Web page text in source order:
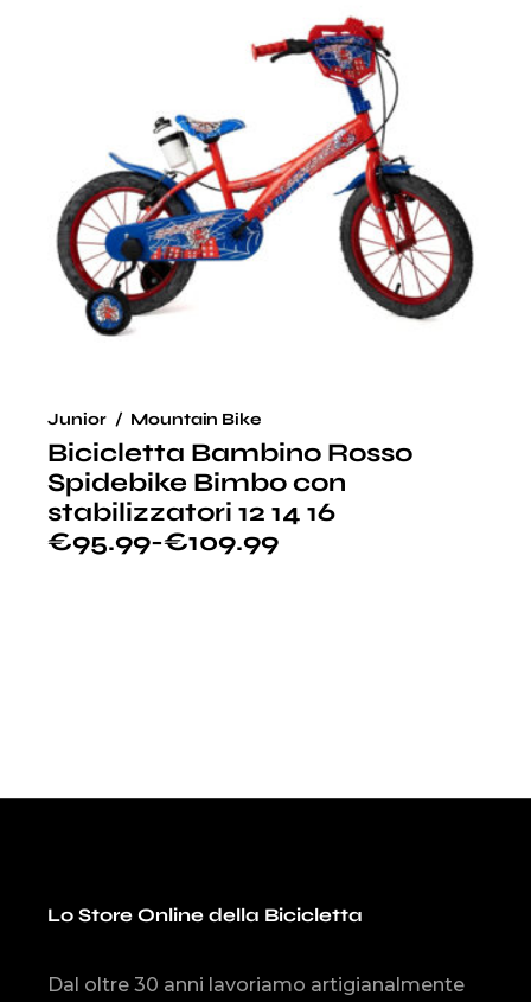
Bicicletta Bambino Rosso
Spidebike Bimbo con
stabilizzatori 12 14 16
€95.99-€109.99
Junior Mountain Bike
Lo Store Online della Bicicletta
Dal oltre 30 anni lavoriamo artigianalmente